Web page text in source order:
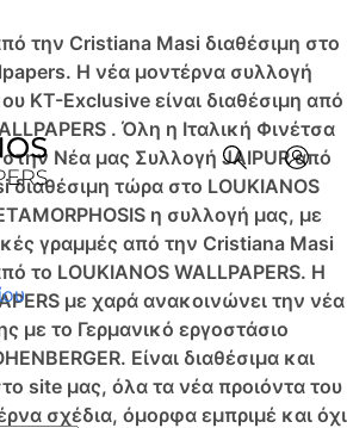
την Cristiana Masi διαθέσιμη στο
Η νέα μοντέρνα συλλογή
KT-Exclusive είναι διαθέσιμη από
. Όλη η Ιταλική Φινέτσα
στην Νέα μας Συλλογή JAIPUR από
διαθέσιμη τώρα στο LOUKIANOS
η συλλογή μας, με
γραμμές από την Cristiana Masi
το LOUKIANOS WALLPAPERS. Η
με χαρά ανακοινώνει την νέα
με το Γερμανικό εργοστάσιο
Είναι διαθέσιμα και
site μας, όλα τα νέα προιόντα του
σχέδια, όμορφα εμπριμέ και όχι